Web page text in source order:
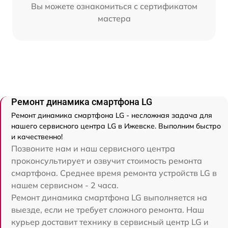
Вы можете ознакомиться с сертификатом
мастера
Ремонт динамика смартфона LG
Ремонт динамика смартфона LG - несложная задача для
нашего сервисного центра LG в Ижевске. Выполним быстро
и качественно!
Позвоните нам и наш сервисного центра
проконсультирует и озвучит стоимость ремонта
смартфона. Среднее время ремонта устройств LG в
нашем сервисном - 2 часа.
Ремонт динамика смартфона LG выполняется на
выезде, если не требует сложного ремонта. Наш
курьер доставит технику в сервисный центр LG и